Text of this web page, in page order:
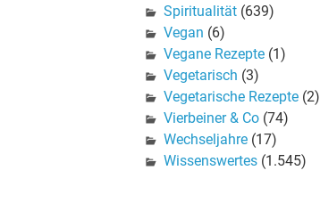
Spiritualität(639)
Vegan (6)
Vegane Rezepte(1)
Vegetarisch (3)
Vegetarische Rezepte(2)
Vierbeiner & Co(74)
Wechseljahre(17)
Wissenswertes(1.545)